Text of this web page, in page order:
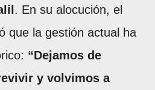
. En su alocución, el
que la gestión actual ha
“Dejamos de
y volvimos a